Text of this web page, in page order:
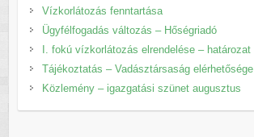
Vízkorlátozás fenntartása
Ügyfélfogadás változás – Hőségriadó
I. fokú vízkorlátozás elrendelése – határozat
Tájékoztatás – Vadásztársaság elérhetősége
Közlemény – igazgatási szünet augusztus